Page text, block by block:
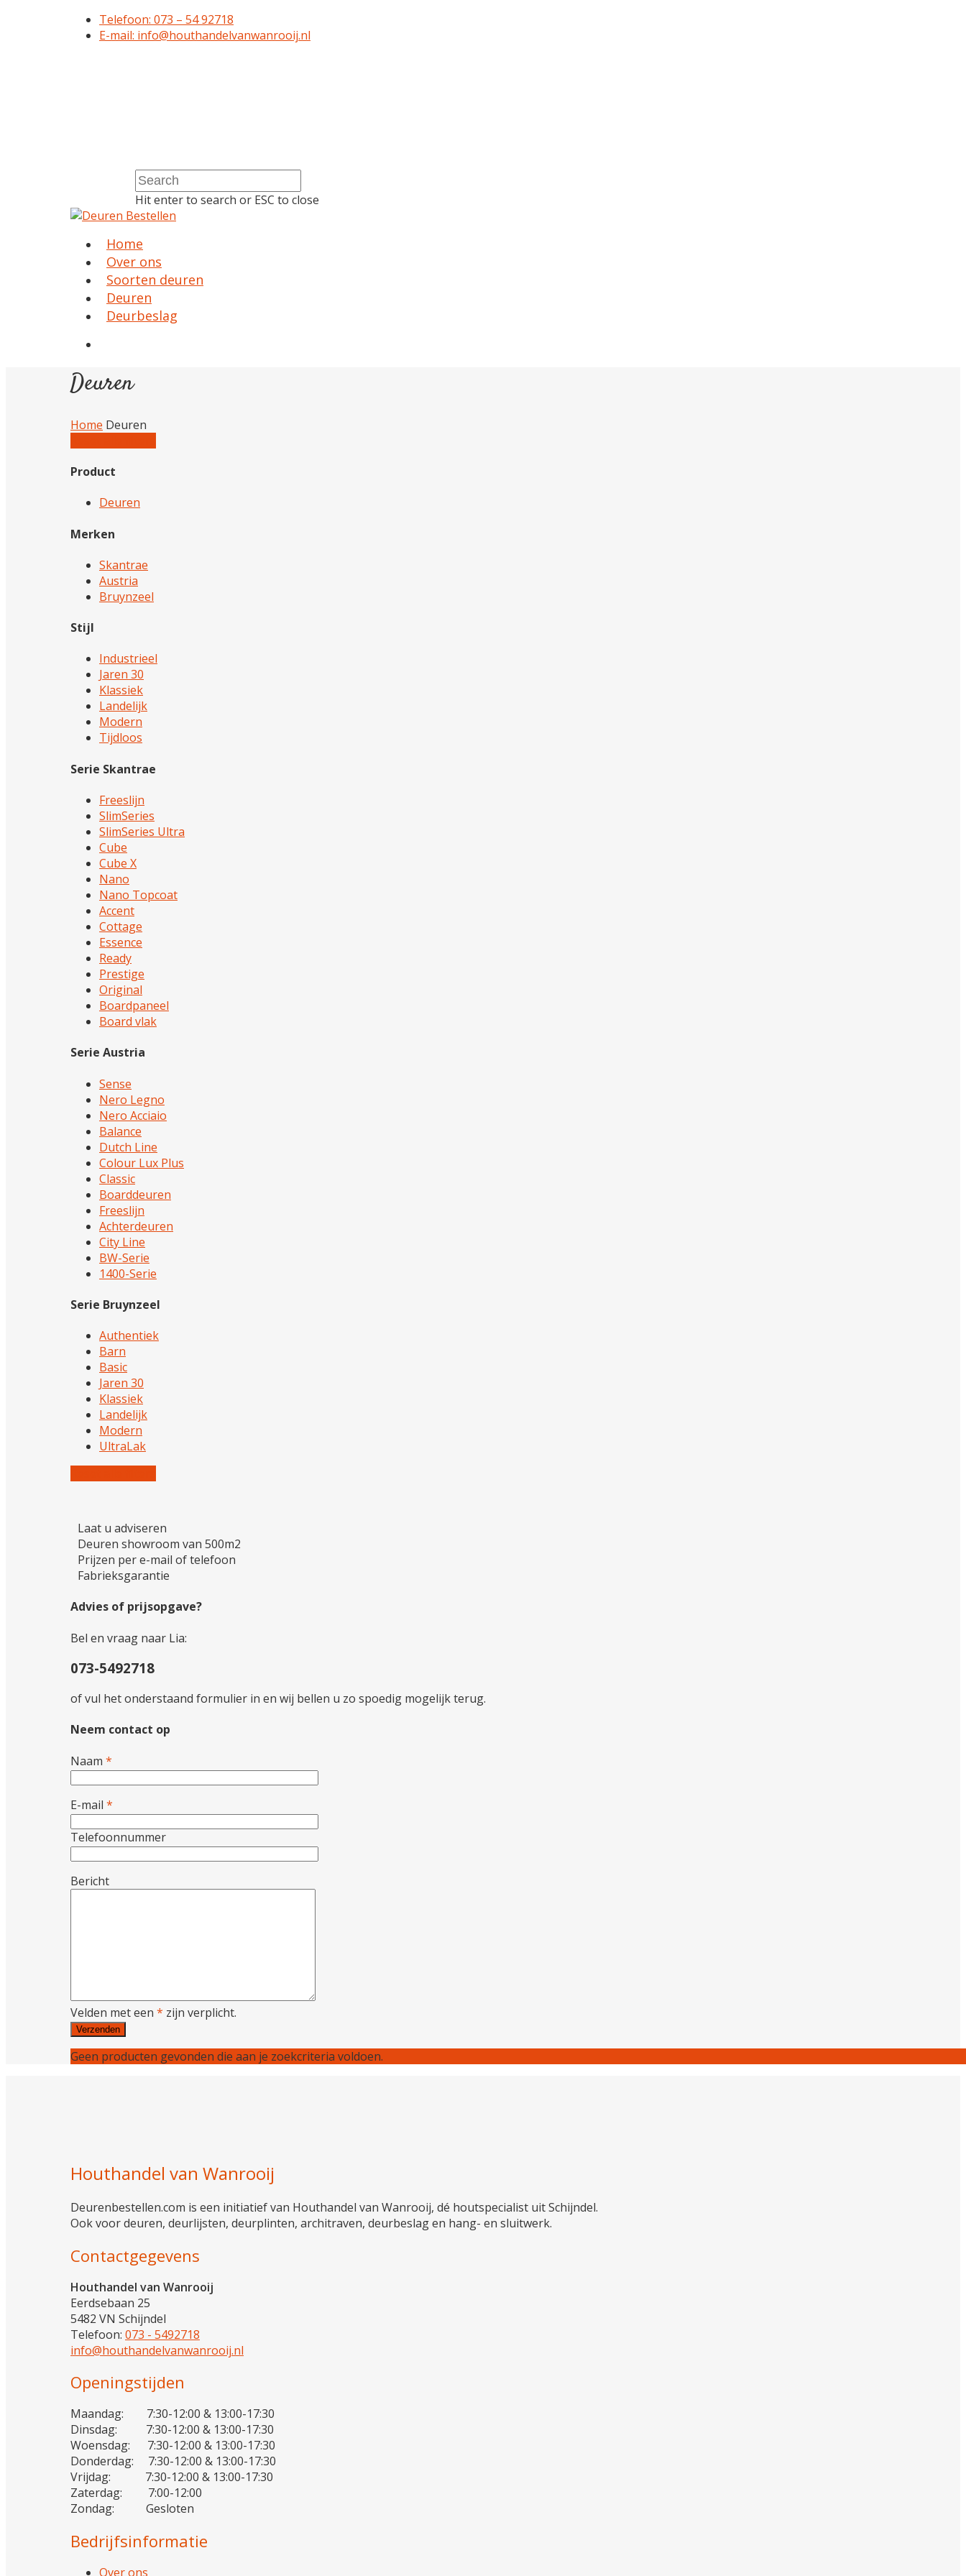
Telefoon: 073 – 54 92718
E-mail: info@houthandelvanwanrooij.nl
Hit enter to search or ESC to close
Home
Over ons
Soorten deuren
Deuren
Deurbeslag
Deuren
Home Deuren
Product
Deuren
Merken
Skantrae
Austria
Bruynzeel
Stijl
Industrieel
Jaren 30
Klassiek
Landelijk
Modern
Tijdloos
Serie Skantrae
Freeslijn
SlimSeries
SlimSeries Ultra
Cube
Cube X
Nano
Nano Topcoat
Accent
Cottage
Essence
Ready
Prestige
Original
Boardpaneel
Board vlak
Serie Austria
Sense
Nero Legno
Nero Acciaio
Balance
Dutch Line
Colour Lux Plus
Classic
Boarddeuren
Freeslijn
Achterdeuren
City Line
BW-Serie
1400-Serie
Serie Bruynzeel
Authentiek
Barn
Basic
Jaren 30
Klassiek
Landelijk
Modern
UltraLak
Laat u adviseren
Deuren showroom van 500m2
Prijzen per e-mail of telefoon
Fabrieksgarantie
Advies of prijsopgave?
Bel en vraag naar Lia:
073-5492718
of vul het onderstaand formulier in en wij bellen u zo spoedig mogelijk terug.
Neem contact op
Naam *
E-mail *
Telefoonnummer
Bericht
Velden met een * zijn verplicht.
Geen producten gevonden die aan je zoekcriteria voldoen.
Houthandel van Wanrooij
Deurenbestellen.com is een initiatief van Houthandel van Wanrooij, dé houtspecialist uit Schijndel.
Ook voor deuren, deurlijsten, deurplinten, architraven, deurbeslag en hang- en sluitwerk.
Contactgegevens
Houthandel van Wanrooij
Eerdsebaan 25
5482 VN Schijndel
Telefoon: 073 - 5492718
info@houthandelvanwanrooij.nl
Openingstijden
Maandag: 7:30-12:00 & 13:00-17:30
Dinsdag: 7:30-12:00 & 13:00-17:30
Woensdag: 7:30-12:00 & 13:00-17:30
Donderdag: 7:30-12:00 & 13:00-17:30
Vrijdag: 7:30-12:00 & 13:00-17:30
Zaterdag: 7:00-12:00
Zondag: Gesloten
Bedrijfsinformatie
Over ons